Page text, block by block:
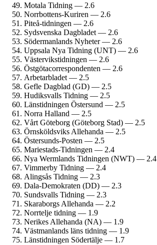
Motala Tidning — 2.6
Norrbottens-Kuriren — 2.6
Piteå-tidningen — 2.6
Sydsvenska Dagbladet — 2.6
Söderman­lands Nyheter — 2.6
Uppsala Nya Tidning (UNT) — 2.6
Västervikstidningen — 2.6
Östgöta­correspondenten — 2.6
Arbetarbladet — 2.5
Gefle Dagblad (GD) — 2.5
Hudiksvalls Tidning — 2.5
Länstidningen Östersund — 2.5
Norra Halland — 2.5
Vårt Göteborg (Göteborg Stad) — 2.5
Örnsköldsviks Allehanda — 2.5
Östersunds-Posten — 2.5
Mariestads-Tidningen — 2.4
Nya Wermlands Tidningen (NWT) — 2.4
Vimmerby Tidning — 2.4
Alingsås Tidning — 2.3
Dala-Demokraten (DD) — 2.3
Sundsvalls Tidning — 2.3
Skaraborgs Allehanda — 2.2
Norrtelje tidning — 1.9
Nerikes Allehanda (NA) — 1.9
Västmanlands läns tidning — 1.9
Länstidningen Södertälje — 1.7